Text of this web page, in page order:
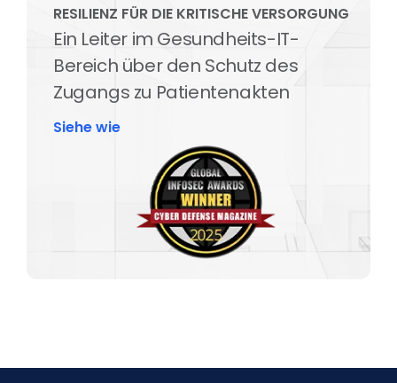
RESILIENZ FÜR DIE KRITISCHE VERSORGUNG
Ein Leiter im Gesundheits-IT-
Bereich über den Schutz des
Zugangs zu Patientenakten
Siehe wie